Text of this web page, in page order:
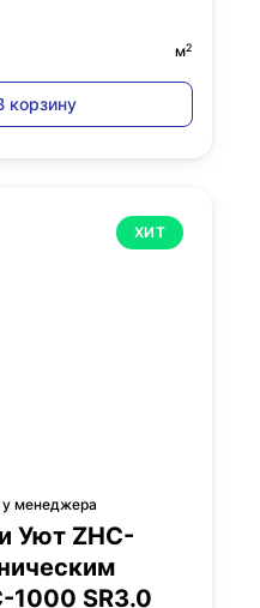
м2
корзину
ХИТ
у менеджера
Уют ZHC-
1000 SR3.0